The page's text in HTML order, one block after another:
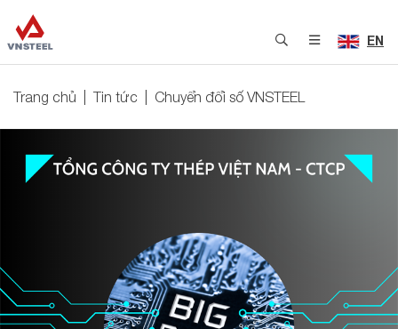
EN
Trang chủ Tin tức Chuyển đổi số VNSTEEL